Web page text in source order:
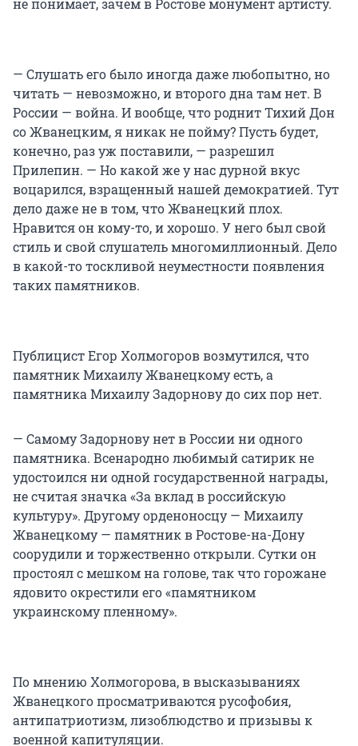
— Слушать его было иногда даже любопытно, но
читать — невозможно, и второго дна там нет. В
России — война. И вообще, что роднит Тихий Дон
со Жванецким, я никак не пойму? Пусть будет,
конечно, раз уж поставили, — разрешил
Прилепин. — Но какой же у нас дурной вкус
воцарился, взращенный нашей демократией. Тут
дело даже не в том, что Жванецкий плох.
Нравится он кому-то, и хорошо. У него был свой
стиль и свой слушатель многомиллионный. Дело
в какой-то тоскливой неуместности появления
таких памятников.
Публицист Егор Холмогоров возмутился, что
памятник Михаилу Жванецкому есть, а
памятника Михаилу Задорнову до сих пор нет.
— Самому Задорнову нет в России ни одного
памятника. Всенародно любимый сатирик не
удостоился ни одной государственной награды,
не считая значка «За вклад в российскую
культуру». Другому орденоносцу — Михаилу
Жванецкому — памятник в Ростове-на-Дону
соорудили и торжественно открыли. Сутки он
простоял с мешком на голове, так что горожане
ядовито окрестили его «памятником
украинскому пленному».
По мнению Холмогорова, в высказываниях
Жванецкого просматриваются русофобия,
антипатриотизм, лизоблюдство и призывы к
военной капитуляции.